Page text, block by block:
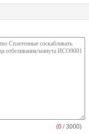
(0 / 3000)